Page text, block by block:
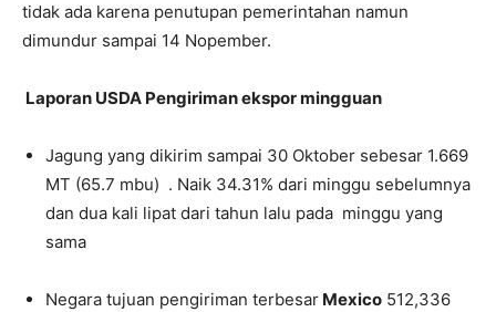
tidak ada karena penutupan pemerintahan namun
dimundur sampai 14 Nopember.
Laporan USDA Pengiriman ekspor mingguan
Jagung yang dikirim sampai 30 Oktober sebesar 1.669
MT (65.7 mbu) . Naik 34.31% dari minggu sebelumnya
dan dua kali lipat dari tahun lalu pada minggu yang
sama
Negara tujuan pengiriman terbesar Mexico 512,336